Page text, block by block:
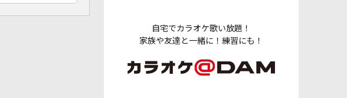
自宅でカラオケ歌い放題！
家族や友達と一緒に！練習にも！